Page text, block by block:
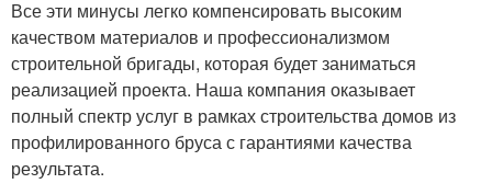
Все эти минусы легко компенсировать высоким
качеством материалов и профессионализмом
строительной бригады, которая будет заниматься
реализацией проекта. Наша компания оказывает
полный спектр услуг в рамках строительства домов из
профилированного бруса с гарантиями качества
результата.